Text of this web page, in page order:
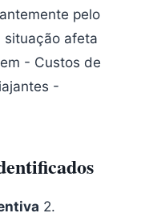
pelo
situação afeta
- Custos de
-
2.